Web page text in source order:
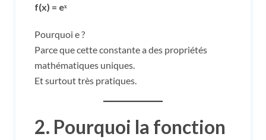
f(x) = eˣ
Pourquoi e ?
Parce que cette constante a des propriétés
mathématiques uniques.
Et surtout très pratiques.
2. Pourquoi la fonction